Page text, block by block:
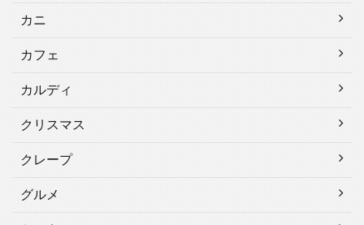
カニ
カフェ
カルディ
クリスマス
クレープ
グルメ